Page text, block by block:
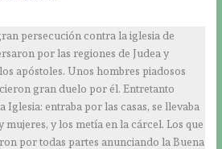
persecución contra la iglesia de
por las regiones de Judea y
apóstoles. Unos hombres piadosos
gran duelo por él. Entretanto
Iglesia: entraba por las casas, se llevaba
y los metía en la cárcel. Los que
por todas partes anunciando la Buena